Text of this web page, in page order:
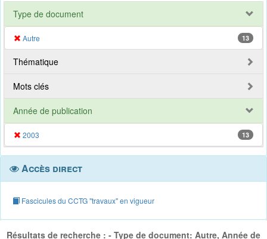
Type de document
Autre 13
Thématique
Mots clés
Année de publication
2003 13
Accès direct
Fascicules du CCTG "travaux" en vigueur
Résultats de recherche : - Type de document: Autre, Année de